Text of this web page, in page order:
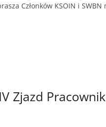
Członków KSOIN i
Zjazd